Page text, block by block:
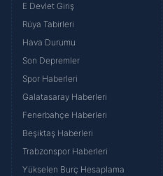
E Devlet Giriş
Rüya Tabirleri
Hava Durumu
Son Depremler
Spor Haberleri
Galatasaray Haberleri
Fenerbahçe Haberleri
Beşiktaş Haberleri
Trabzonspor Haberleri
Yükselen Burç Hesaplama